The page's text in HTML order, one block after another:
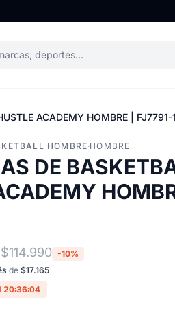
deportes…
ACADEMY HOMBRE | FJ7791-
HOMBRE·HOMBRE
DE
$114.990 -10%
de $17.165
20:36:03